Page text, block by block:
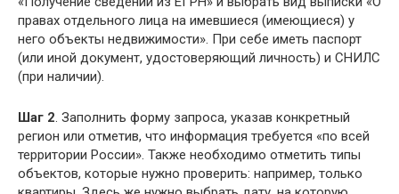
правах отдельного лица на имевшиеся (имеющиеся) у
него объекты недвижимости». При себе иметь паспорт
(или иной документ, удостоверяющий личность) и СНИЛС
(при наличии).
Шаг 2 . Заполнить форму запроса, указав конкретный
регион или отметив, что информация требуется «по всей
территории России». Также необходимо отметить типы
объектов, которые нужно проверить: например, только